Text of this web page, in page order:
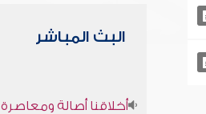
البث المباشر
أخلاقنا أصالة ومعاصرة